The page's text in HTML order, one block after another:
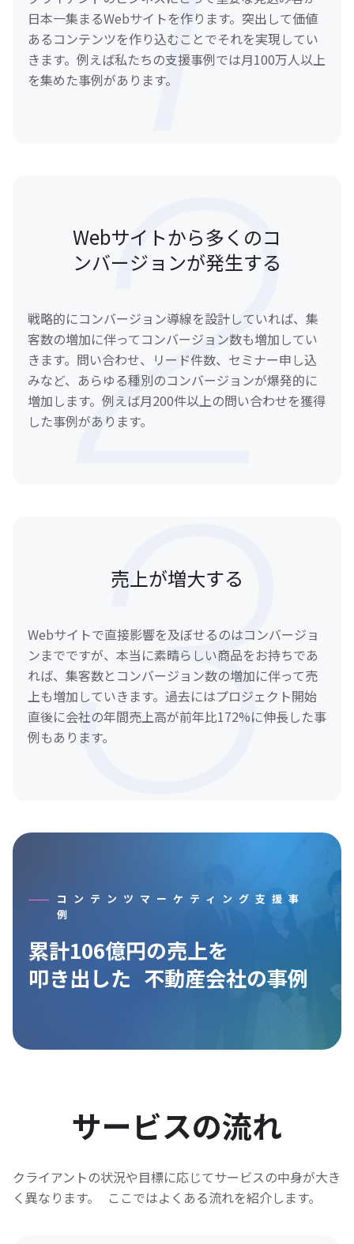
日本一集まるWebサイトを作ります。突出して価値
あるコンテンツを作り込むことでそれを実現してい
きます。例えば私たちの支援事例では月100万人以上
を集めた事例があります。
Webサイトから多くのコ
ンバージョンが発生する
戦略的にコンバージョン導線を設計していれば、集
客数の増加に伴ってコンバージョン数も増加してい
きます。問い合わせ、リード件数、セミナー申し込
みなど、あらゆる種別のコンバージョンが爆発的に
増加します。例えば月200件以上の問い合わせを獲得
した事例があります。
売上が増大する
Webサイトで直接影響を及ぼせるのはコンバージョ
ンまでですが、本当に素晴らしい商品をお持ちであ
れば、集客数とコンバージョン数の増加に伴って売
上も増加していきます。過去にはプロジェクト開始
直後に会社の年間売上高が前年比172%に伸長した事
例もあります。
コンテンツマーケティング支援事
例
累計106億円の売上を
叩き出した 不動産会社の事例
サービスの流れ
クライアントの状況や目標に応じてサービスの中身が大き
く異なります。 ここではよくある流れを紹介します。